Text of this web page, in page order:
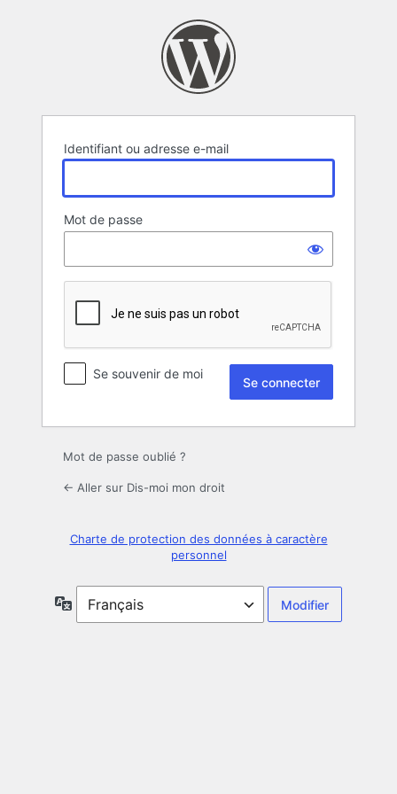
Identifiant ou adresse e-mail
Mot de passe
Se souvenir de moi
Mot de passe oublié ?
← Aller sur Dis-moi mon droit
Charte de protection des données à caractère
personnel
Langue